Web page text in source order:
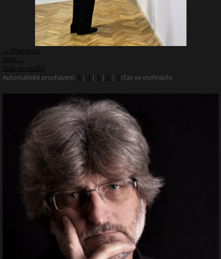
← Předchozí
Další →
Zpět do složky
Automatické procházení: 3 | 4 | 5 | 6 | 7 (čas ve vteřinách)